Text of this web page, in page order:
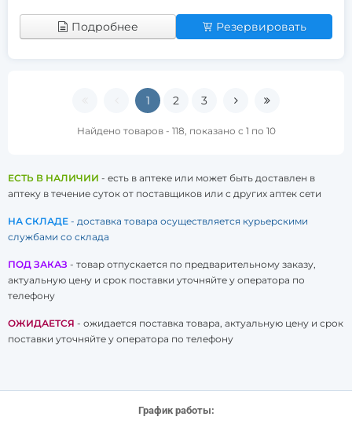
Подробнее Резервировать
1 2 3
Найдено товаров - 118, показано с 1 по 10
ЕСТЬ В НАЛИЧИИ - есть в аптеке или может быть доставлен в
аптеку в течение суток от поставщиков или с других аптек сети
НА СКЛАДЕ - доставка товара осуществляется курьерскими
службами со склада
ПОД ЗАКАЗ - товар отпускается по предварительному заказу,
актуальную цену и срок поставки уточняйте у оператора по
телефону
ОЖИДАЕТСЯ - ожидается поставка товара, актуальную цену и срок
поставки уточняйте у оператора по телефону
График работы: